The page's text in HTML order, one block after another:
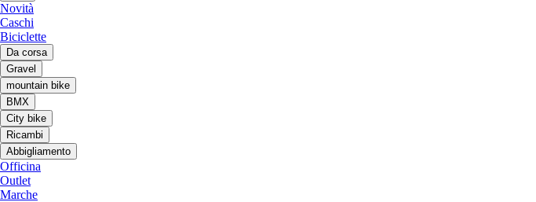
Novità
Caschi
Biciclette
Da corsa
Gravel
mountain bike
BMX
City bike
Ricambi
Abbigliamento
Officina
Outlet
Marche